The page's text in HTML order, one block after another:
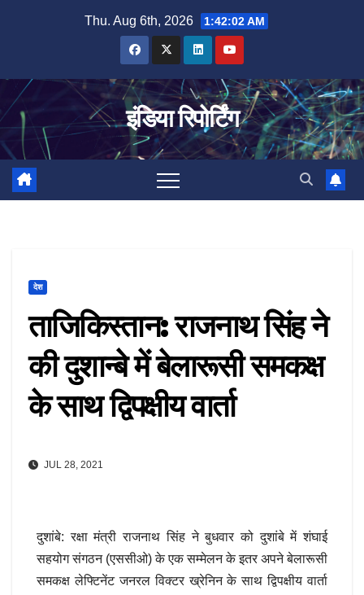
Thu. Aug 6th, 2026 1:42:03 AM
इंडिया रिपोर्टिंग
देश
ताजिकिस्तान: राजनाथ सिंह ने
की दुशान्बे में बेलारूसी समकक्ष
के साथ द्विपक्षीय वार्ता
JUL 28, 2021
दुशांबे: रक्षा मंत्री राजनाथ सिंह ने बुधवार को दुशांबे में शंघाई
सहयोग संगठन (एससीओ) के एक सम्मेलन के इतर अपने बेलारूसी
समकक्ष लेफ्टिनेंट जनरल विक्टर ख्रेनिन के साथ द्विपक्षीय वार्ता